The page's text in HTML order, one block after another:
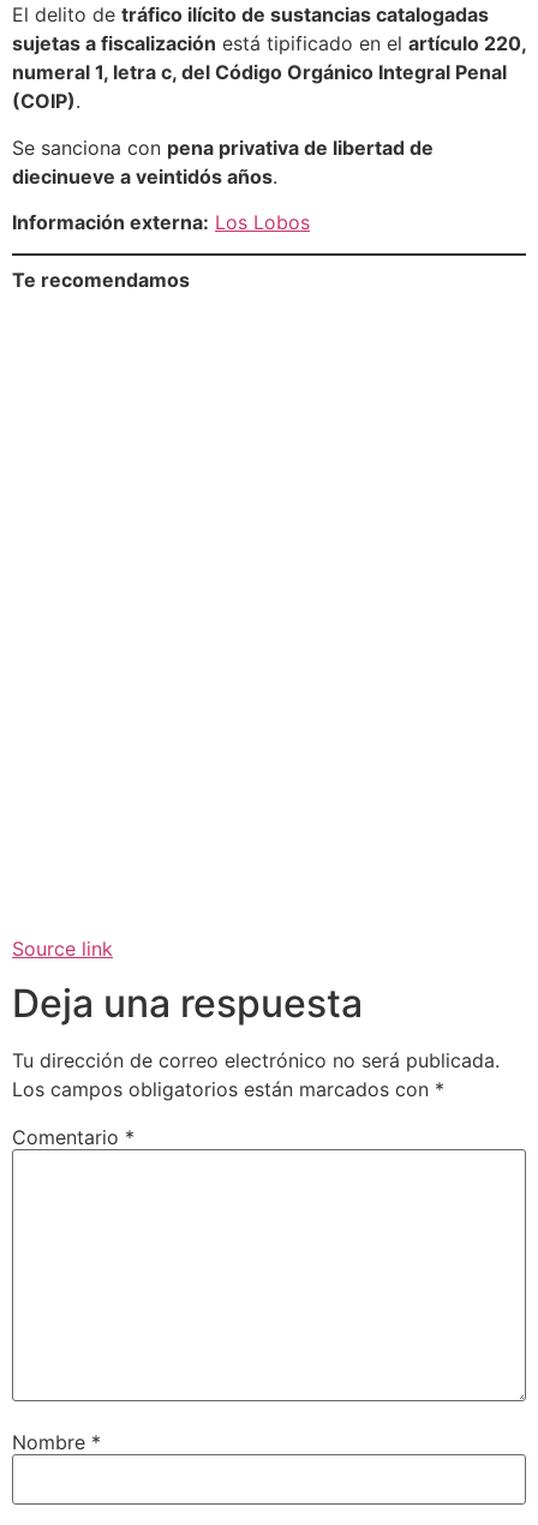
El delito de tráfico ilícito de sustancias catalogadas
sujetas a fiscalización está tipificado en el artículo 220,
numeral 1, letra c, del Código Orgánico Integral Penal
(COIP).
Se sanciona con pena privativa de libertad de
diecinueve a veintidós años.
Información externa: Los Lobos
Te recomendamos
Source link
Deja una respuesta
Tu dirección de correo electrónico no será publicada.
Los campos obligatorios están marcados con *
Comentario *
Nombre *